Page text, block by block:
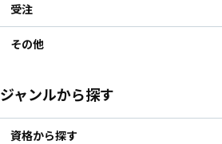
受注
その他
ジャンルから探す
資格から探す